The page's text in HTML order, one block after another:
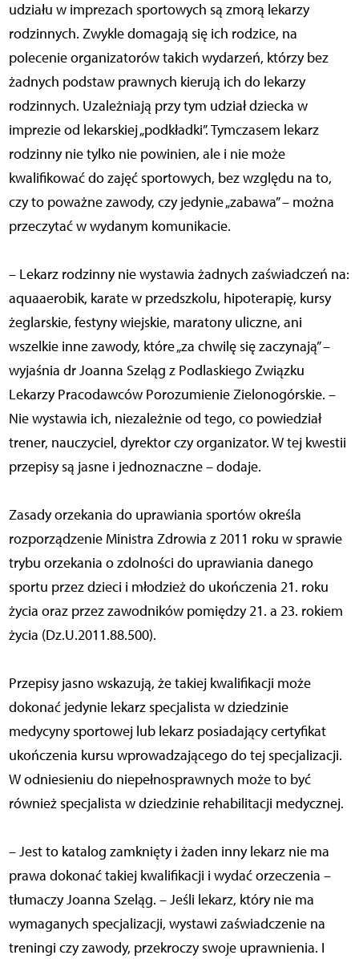
udziału w imprezach sportowych są zmorą lekarzy
rodzinnych. Zwykle domagają się ich rodzice, na
polecenie organizatorów takich wydarzeń, którzy bez
żadnych podstaw prawnych kierują ich do lekarzy
rodzinnych. Uzależniają przy tym udział dziecka w
imprezie od lekarskiej „podkładki”. Tymczasem lekarz
rodzinny nie tylko nie powinien, ale i nie może
kwalifikować do zajęć sportowych, bez względu na to,
czy to poważne zawody, czy jedynie „zabawa” – można
przeczytać w wydanym komunikacie.
– Lekarz rodzinny nie wystawia żadnych zaświadczeń na:
aquaaerobik, karate w przedszkolu, hipoterapię, kursy
żeglarskie, festyny wiejskie, maratony uliczne, ani
wszelkie inne zawody, które „za chwilę się zaczynają” –
wyjaśnia dr Joanna Szeląg z Podlaskiego Związku
Lekarzy Pracodawców Porozumienie Zielonogórskie. –
Nie wystawia ich, niezależnie od tego, co powiedział
trener, nauczyciel, dyrektor czy organizator. W tej kwestii
przepisy są jasne i jednoznaczne – dodaje.
Zasady orzekania do uprawiania sportów określa
rozporządzenie Ministra Zdrowia z 2011 roku w sprawie
trybu orzekania o zdolności do uprawiania danego
sportu przez dzieci i młodzież do ukończenia 21. roku
życia oraz przez zawodników pomiędzy 21. a 23. rokiem
życia (Dz.U.2011.88.500).
Przepisy jasno wskazują, że takiej kwalifikacji może
dokonać jedynie lekarz specjalista w dziedzinie
medycyny sportowej lub lekarz posiadający certyfikat
ukończenia kursu wprowadzającego do tej specjalizacji.
W odniesieniu do niepełnosprawnych może to być
również specjalista w dziedzinie rehabilitacji medycznej.
– Jest to katalog zamknięty i żaden inny lekarz nie ma
prawa dokonać takiej kwalifikacji i wydać orzeczenia –
tłumaczy Joanna Szeląg. – Jeśli lekarz, który nie ma
wymaganych specjalizacji, wystawi zaświadczenie na
treningi czy zawody, przekroczy swoje uprawnienia. I